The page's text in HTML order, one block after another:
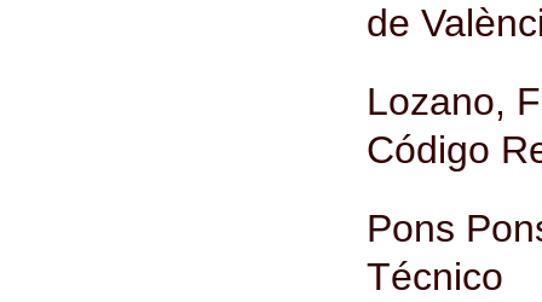
de
Lozano,
Código
Pons
Técnico